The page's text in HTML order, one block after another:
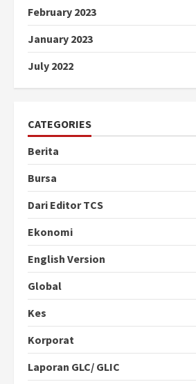
February 2023
January 2023
July 2022
CATEGORIES
Berita
Bursa
Dari Editor TCS
Ekonomi
English Version
Global
Kes
Korporat
Laporan GLC/ GLIC